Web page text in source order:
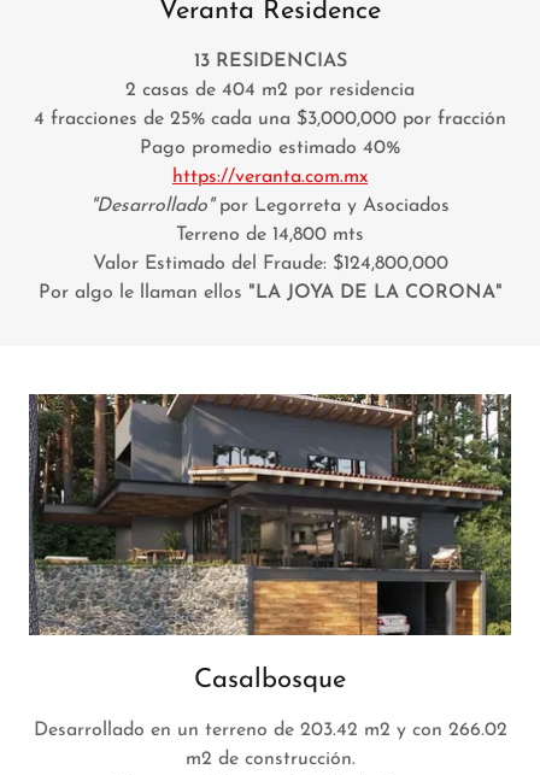
Veranta Residence
13 RESIDENCIAS
2 casas de 404 m2 por residencia
4 fracciones de 25% cada una $3,000,000 por fracción
Pago promedio estimado 40%
https://veranta.com.mx
"Desarrollado" por Legorreta y Asociados
Terreno de 14,800 mts
Valor Estimado del Fraude: $124,800,000
Por algo le llaman ellos "LA JOYA DE LA CORONA"
Casalbosque
Desarrollado en un terreno de 203.42 m2 y con 266.02
m2 de construcción.